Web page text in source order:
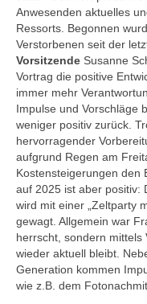
Ausbildung
Downloads
Kontakt
Sponsoring
Anwesenden aktuelles
Ressorts. Begonnen
Verstorbenen seit der
Vorsitzende Susanne
Vortrag die positive
immer mehr
Impulse und Vorschläge
weniger positiv zurück.
hervorragender
aufgrund Regen am
Kostensteigerungen den
auf 2025 ist aber positiv:
wird mit einer „Zeltparty
gewagt. Allgemein war
herrscht, sondern mittels
wieder aktuell bleibt.
Generation kommen
wie z.B. dem